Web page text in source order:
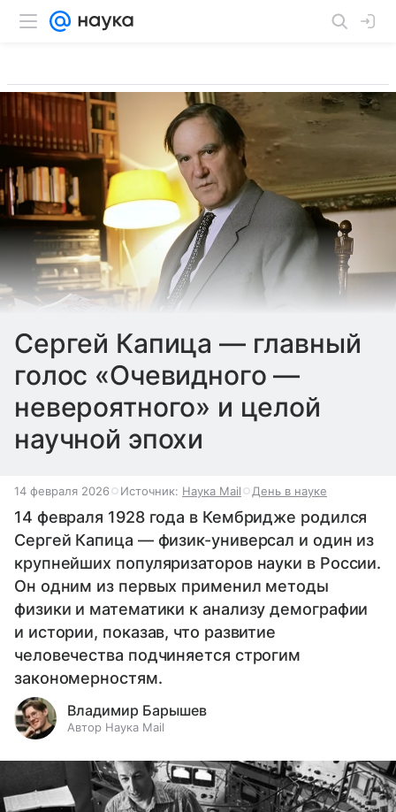
Сергей Капица — главный
голос «Очевидного —
невероятного» и целой
научной эпохи
14 февраля 2026 Источник: Наука Mail День в науке
14 февраля 1928 года в Кембридже родился
Сергей Капица — физик-универсал и один из
крупнейших популяризаторов науки в России.
Он одним из первых применил методы
физики и математики к анализу демографии
и истории, показав, что развитие
человечества подчиняется строгим
закономерностям.
Владимир Барышев
Автор Наука Mail